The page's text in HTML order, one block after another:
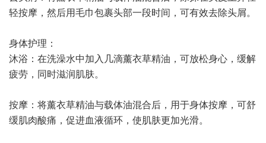
轻按摩，然后用毛巾包裹头部一段时间，可有效去除头屑。
身体护理：
沐浴：在洗澡水中加入几滴薰衣草精油，可放松身心，缓解
疲劳，同时滋润肌肤。
按摩：将薰衣草精油与载体油混合后，用于身体按摩，可舒
缓肌肉酸痛，促进血液循环，使肌肤更加光滑。